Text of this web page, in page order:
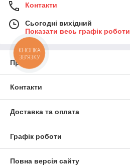
Контакти
Сьогодні вихідний
Показати весь графік роботи
Про нас
Контакти
Доставка та оплата
Графік роботи
Повна версія сайту
КНОПКА
ЗВ'ЯЗКУ